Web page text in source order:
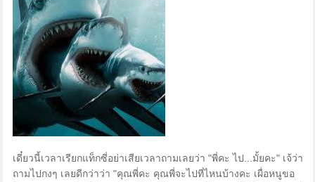
เดี๋ยวนี้เวลาเรียกแท็กซี่อย่าเสียเวลาถามเลยว่า "พี่คะ ไป...มั้ยคะ" เจ้ว่า
ถามไปกงๆ เลยดีกว่าว่า "คุณพี่คะ คุณพี่จะไปที่ไหนบ้างคะ เผื่อหนูขอ